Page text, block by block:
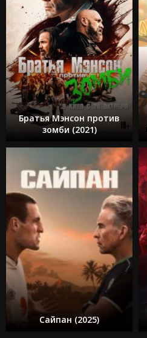
Братья Мэнсон против
зомби (2021)
Сайпан (2025)